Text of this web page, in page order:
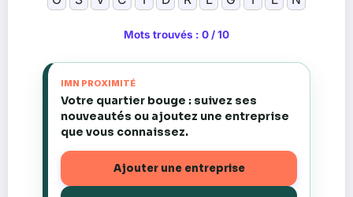
Mots trouvés : 0 / 10
IMN PROXIMITÉ
Votre quartier bouge : suivez ses
nouveautés ou ajoutez une entreprise
que vous connaissez.
Ajouter une entreprise